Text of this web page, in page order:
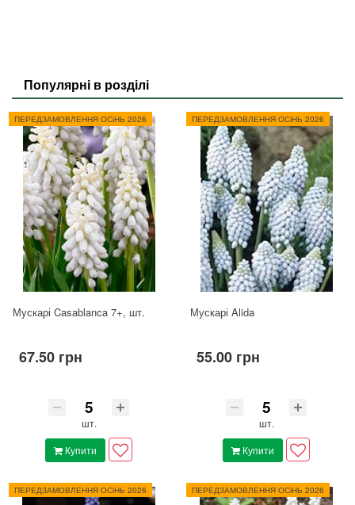
Популярні в розділі
ПЕРЕДЗАМОВЛЕННЯ ОСіНЬ 2026
Мускарі Casablanca 7+, шт.
67.50 грн
шт.
Купити
ПЕРЕДЗАМОВЛЕННЯ ОСіНЬ 2026
Мускарі Alida
55.00 грн
шт.
Купити
ПЕРЕДЗАМОВЛЕННЯ ОСіНЬ 2026 ПЕРЕДЗАМОВЛЕННЯ ОСіНЬ 2026